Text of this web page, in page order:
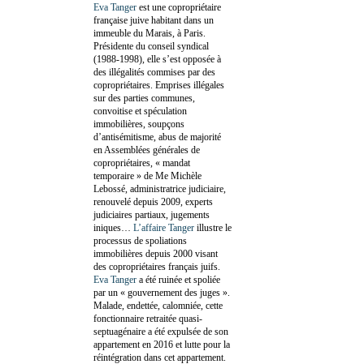
Eva Tanger est une copropriétaire
française juive habitant dans un
immeuble du Marais, à Paris.
Présidente du conseil syndical
(1988-1998), elle s’est opposée à
des illégalités commises par des
copropriétaires. Emprises illégales
sur des parties communes,
convoitise et spéculation
immobilières, soupçons
d’antisémitisme, abus de majorité
en Assemblées générales de
copropriétaires, « mandat
temporaire » de Me Michèle
Lebossé, administratrice judiciaire,
renouvelé depuis 2009, experts
judiciaires partiaux, jugements
iniques… L’affaire Tanger illustre le
processus de spoliations
immobilières depuis 2000 visant
des copropriétaires français juifs.
Eva Tanger a été ruinée et spoliée
par un « gouvernement des juges ».
Malade, endettée, calomniée, cette
fonctionnaire retraitée quasi-
septuagénaire a été expulsée de son
appartement en 2016 et lutte pour la
réintégration dans cet appartement.